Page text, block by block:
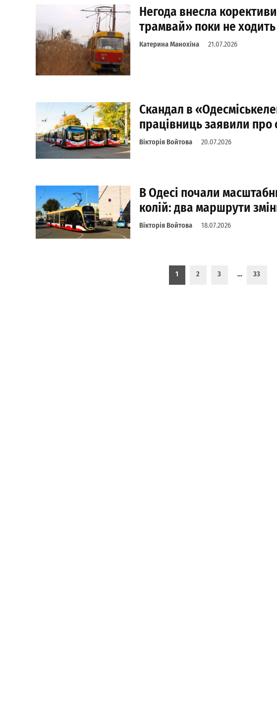
Негода внесла
трамвай» поки не
Катерина Манохіна 21.07.2026
Скандал в
працівниць заявили про
Вікторія Войтова 20.07.2026
В Одесі почали
колій: два маршрути
Вікторія Войтова 18.07.2026
1 2 3 … 33